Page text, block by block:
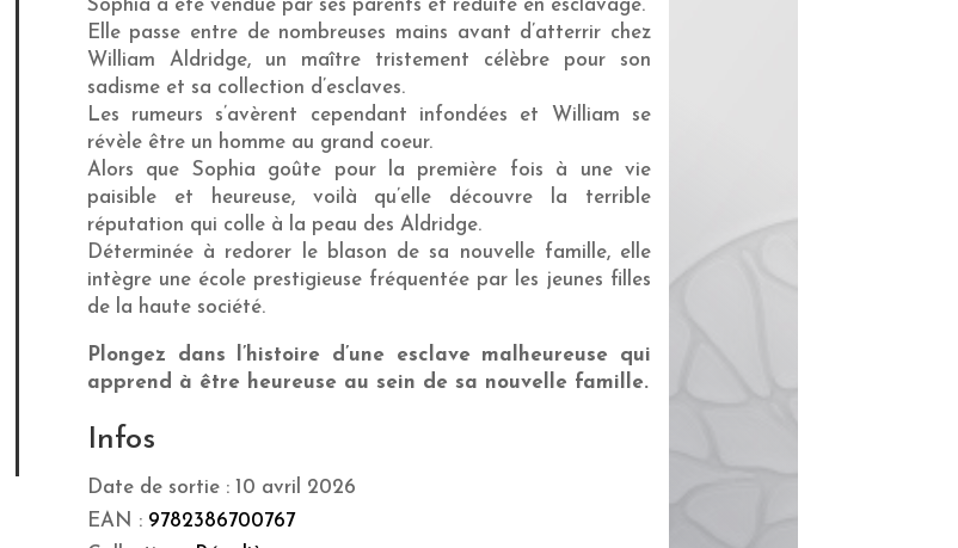
Sophia a été vendue par ses parents et réduite en esclavage.
Elle passe entre de nombreuses mains avant d’atterrir chez
William Aldridge, un maître tristement célèbre pour son
sadisme et sa collection d’esclaves.
Les rumeurs s’avèrent cependant infondées et William se
révèle être un homme au grand coeur.
Alors que Sophia goûte pour la première fois à une vie
paisible et heureuse, voilà qu’elle découvre la terrible
réputation qui colle à la peau des Aldridge.
Déterminée à redorer le blason de sa nouvelle famille, elle
intègre une école prestigieuse fréquentée par les jeunes filles
de la haute société.
Plongez dans l’histoire d’une esclave malheureuse qui
apprend à être heureuse au sein de sa nouvelle famille.
Infos
Date de sortie : 10 avril 2026
EAN : 9782386700767